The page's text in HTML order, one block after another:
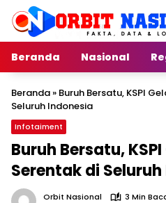
Langsung
konten
Beranda
Nasional
Beranda» Buruh Bersatu, KSPI
Seluruh Indonesia
Infotaiment
Buruh Bersatu,
Serentak di
Orbit Nasional
3 Min